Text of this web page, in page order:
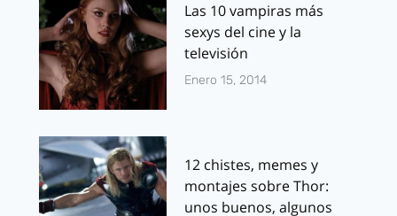
Las 10 vampiras más
sexys del cine y la
televisión
Enero 15, 2014
12 chistes, memes y
montajes sobre Thor:
unos buenos, algunos